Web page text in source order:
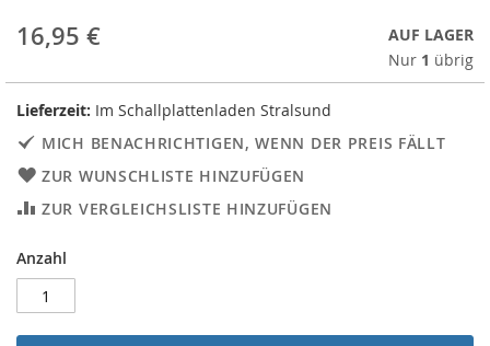
16,95 €
AUF LAGER
Nur 1 übrig
Lieferzeit: Im Schallplattenladen Stralsund
MICH BENACHRICHTIGEN, WENN DER PREIS FÄLLT
ZUR WUNSCHLISTE HINZUFÜGEN
ZUR VERGLEICHSLISTE HINZUFÜGEN
Anzahl